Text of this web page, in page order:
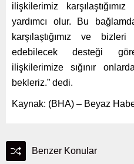
ilişkilerimiz
yardımcı olur. Bu
karşılaştığımız ve
edebilecek desteği
ilişkilerimize sığınır
bekleriz.” dedi.
Kaynak: (BHA) – Beyaz
Benzer Konular